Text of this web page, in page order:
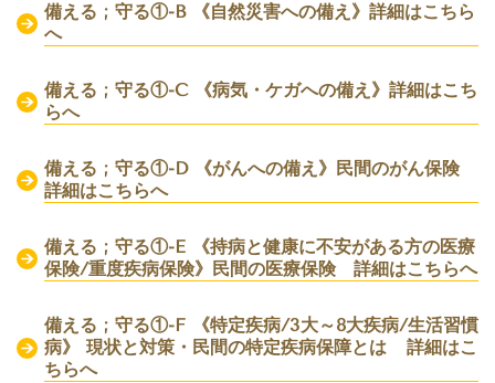
備える ; 守る①-B 《自然災害への備え》 詳細はこちら
へ
備える ; 守る①-C 《病気・ケガへの備え》 詳細はこち
らへ
備える ; 守る①-D 《がんへの備え》民間のがん保険
詳細はこちらへ
備える ; 守る①-E 《持病と健康に不安がある方の医療
保険/重度疾病保険》民間の医療保険 詳細はこちらへ
備える ; 守る①-F 《特定疾病/3大～8大疾病/生活習慣
病》 現状と対策・民間の特定疾病保障とは
詳細はこ
ちらへ